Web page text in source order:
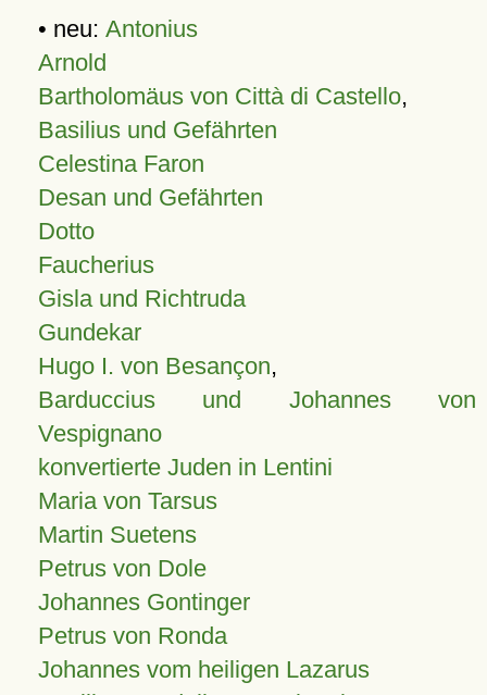
• neu: Antonius
Arnold
Bartholomäus von Città di Castello,
Basilius und Gefährten
Celestina Faron
Desan und Gefährten
Dotto
Faucherius
Gisla und Richtruda
Gundekar
Hugo I. von Besançon,
Barduccius und Johannes von
Vespignano
konvertierte Juden in Lentini
Maria von Tarsus
Martin Suetens
Petrus von Dole
Johannes Gontinger
Petrus von Ronda
Johannes vom heiligen Lazarus